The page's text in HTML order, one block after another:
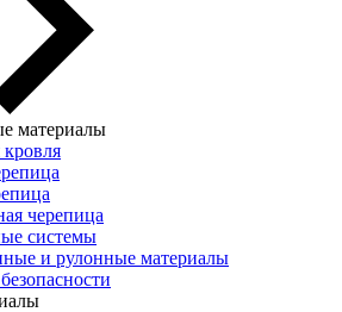
материалы
черепица
системы
и рулонные материалы